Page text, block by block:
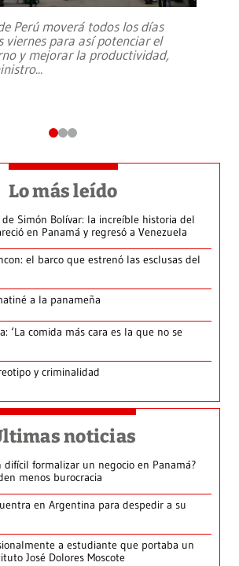
Perú moverá todos los días
viernes para así potenciar el
y mejorar la productividad,
...
Lo más leído
Simón Bolívar: la increíble historia del
en Panamá y regresó a Venezuela
el barco que estrenó las esclusas del
a la panameña
‘La comida más cara es la que no se
y criminalidad
noticias
difícil formalizar un negocio en Panamá?
menos burocracia
en Argentina para despedir a su
a estudiante que portaba un
José Dolores Moscote